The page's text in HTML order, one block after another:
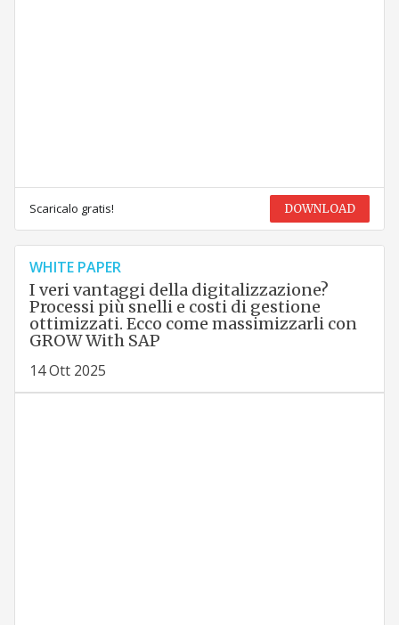
Scaricalo gratis! DOWNLOAD
WHITE PAPER
I veri vantaggi della digitalizzazione?
Processi più snelli e costi di gestione
ottimizzati. Ecco come massimizzarli con
GROW With SAP
14 Ott 2025